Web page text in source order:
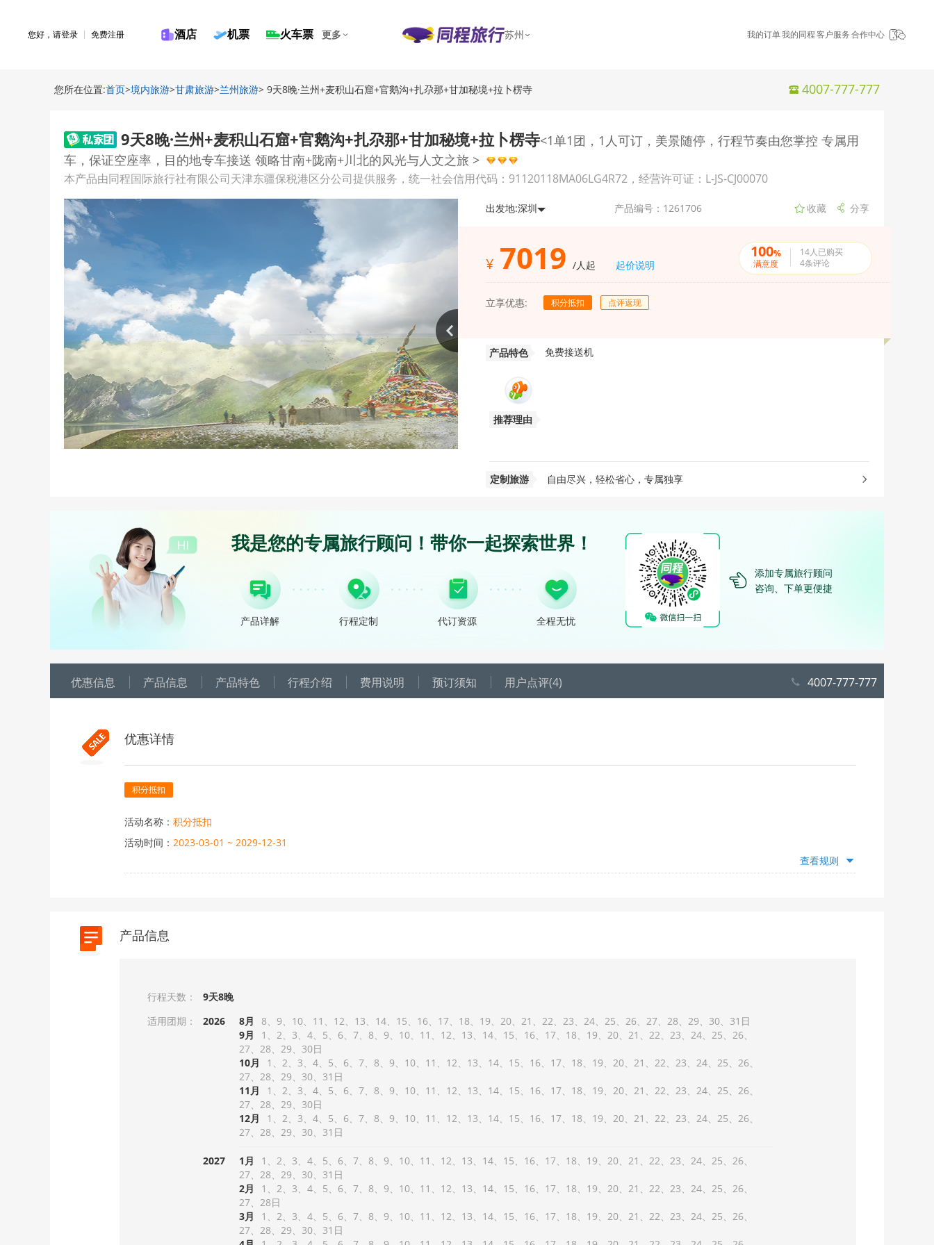
您好，请登录 免费注册 酒店 机票 火车票 更多 苏州 我的订单我的同程 客户服务 合作中心
您所在位置:首页>境内旅游>甘肃旅游>兰州旅游> 9天8晚·兰州+麦积山石窟+官鹅沟+扎尕那+甘加秘境+拉卜楞寺 4007-777-777
9天8晚·兰州+麦积山石窟+官鹅沟+扎尕那+甘加秘境+拉卜楞寺<1单1团，1人可订，美景随停，行程节奏由您掌控 专属用
车，保证空座率，目的地专车接送 领略甘南+陇南+川北的风光与人文之旅 >
本产品由同程国际旅行社有限公司天津东疆保税港区分公司提供服务，统一社会信用代码：91120118MA06LG4R72，经营许可证：L-JS-CJ00070
出发地:深圳 产品编号：1261706
¥ 7019 /人起 起价说明
100%
满意度
14人已购买
4条评论
立享优惠: 积分抵扣 点评返现
产品特色 免费接送机
推荐理由
定制旅游 自由尽兴，轻松省心，专属独享
我是您的专属旅行顾问！带你一起探索世界！
产品详解 行程定制 代订资源 全程无忧
添加专属旅行顾问
咨询、下单更便捷
优惠信息 产品信息 产品特色 行程介绍 费用说明 预订须知 用户点评(4) 4007-777-777
优惠详情
积分抵扣
活动名称： 积分抵扣
活动时间： 2023-03-01 ~ 2029-12-31
查看规则
产品信息
行程天数：
9天8晚
适用团期：
2026 8月 8 9 10 11 12 13 14 15 16 17 18 19 20 21 22 23 24 25 26 27 28 29 30
31
9月
1 2 3 4 5 6 7 8 9 10 11 12 13 14 15 16 17 18 19 20 21 22 23 24 25
26
27
28 29
30
10月
1 2 3 4 5 6 7 8 9 10 11 12 13 14 15 16 17 18 19 20 21 22 23 24 25
26
27
28 29 30
31
11月
1 2 3 4 5 6 7 8 9 10 11 12 13 14 15 16 17 18 19 20 21 22 23 24 25
26
27
28 29
30
12月
1 2 3 4 5 6 7 8 9 10 11 12 13 14 15 16 17 18 19 20 21 22 23 24 25
26
27
28 29 30 31
2027 1月 1 2 3 4 5 6 7 8 9 10 11 12 13 14 15 16 17 18 19 20 21 22 23 24 25
26
27
28 29 30
31
2月
1 2 3 4 5 6 7 8 9 10 11 12 13 14 15 16 17 18 19 20 21 22 23 24 25
26
27
28
3月
1 2 3 4 5 6 7 8 9 10 11 12 13 14 15 16 17 18 19 20 21 22 23 24 25
26
27
28 29 30
31